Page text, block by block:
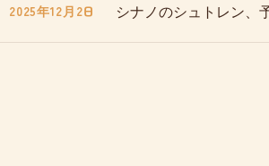
2025年12月2日 シナノのシュトレン、